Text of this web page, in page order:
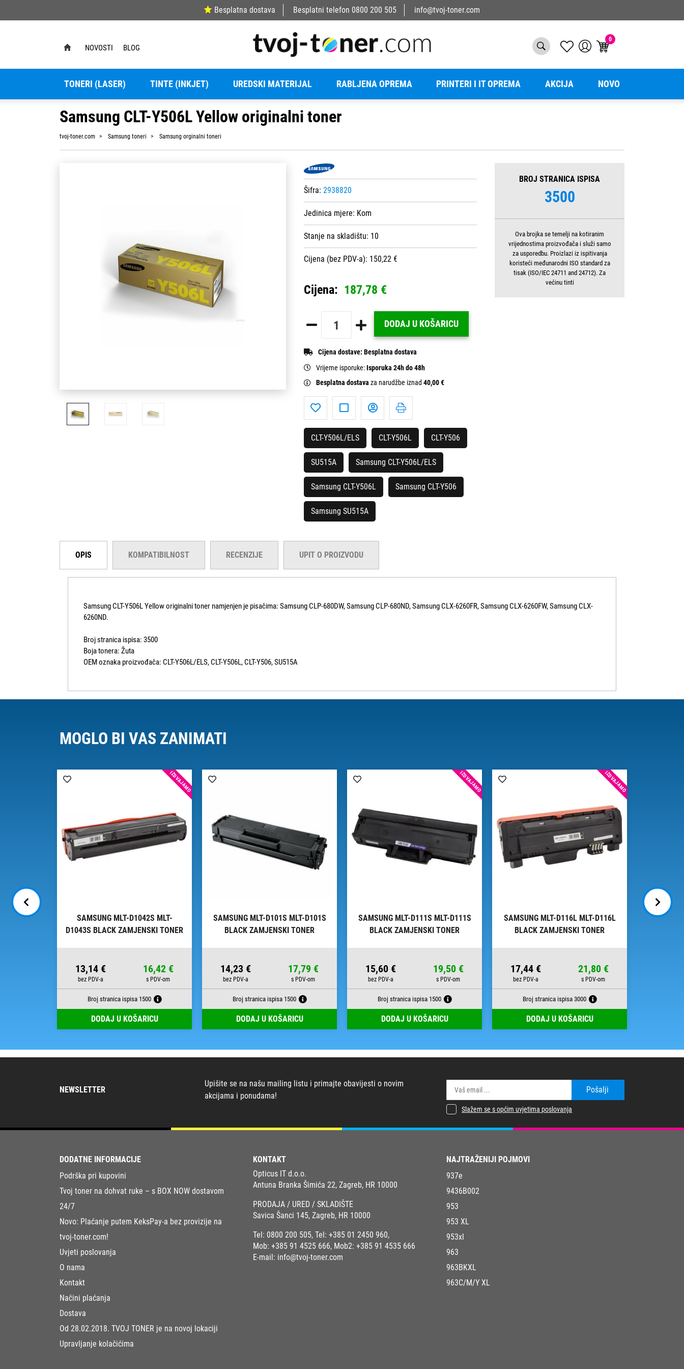
Besplatna dostava Besplatni telefon 0800 200 505 info@tvoj-toner.com
NOVOSTI BLOG
0
TONERI (LASER) TINTE (INKJET) UREDSKI MATERIJAL RABLJENA OPREMA PRINTERI I IT OPREMA AKCIJA NOVO
Samsung CLT-Y506L Yellow originalni toner
tvoj-toner.com Samsung toneri Samsung orginalni toneri
Šifra: 2938820
Jedinica mjere: Kom
Stanje na skladištu: 10
Cijena (bez PDV-a): 150,22 €
Cijena: 187,78 €
DODAJ U KOŠARICU
Cijena dostave: Besplatna dostava
Vrijeme isporuke:Isporuka 24h do 48h
Besplatna dostava za narudžbe iznad 40,00 €
CLT-Y506L/ELS CLT-Y506L CLT-Y506
SU515A Samsung CLT-Y506L/ELS
Samsung CLT-Y506L Samsung CLT-Y506
Samsung SU515A
BROJ STRANICA ISPISA
3500
Ova brojka se temelji na kotiranim
vrijednostima proizvođača i služi samo
za usporedbu. Proizlazi iz ispitivanja
koristeći međunarodni ISO standard za
tisak (ISO/IEC 24711 and 24712). Za
većinu tinti
OPIS KOMPATIBILNOST RECENZIJE UPIT O PROIZVODU
Samsung CLT-Y506L Yellow originalni toner namjenjen je pisačima: Samsung CLP-680DW, Samsung CLP-680ND, Samsung CLX-6260FR, Samsung CLX-6260FW, Samsung CLX-
6260ND.
Broj stranica ispisa: 3500
Boja tonera: Žuta
OEM oznaka proizvođača: CLT-Y506L/ELS, CLT-Y506L, CLT-Y506, SU515A
MOGLO BI VAS ZANIMATI
D111L
IZDVAJAMO
SAMSUNG MLT-D1042S MLT-
D1043S BLACK ZAMJENSKI TONER
13,14 € 16,42 €
Broj stranica ispisa 1500
DODAJ U KOŠARICU
SAMSUNG MLT-D101S MLT-D101S
BLACK ZAMJENSKI TONER
14,23 € 17,79 €
Broj stranica ispisa 1500
DODAJ U KOŠARICU
IZDVAJAMO
SAMSUNG MLT-D111S MLT-D111S
BLACK ZAMJENSKI TONER
15,60 € 19,50 €
Broj stranica ispisa 1500
DODAJ U KOŠARICU
IZDVAJAMO
SAMSUNG MLT-D116L MLT-D116L
BLACK ZAMJENSKI TONER
17,44 € 21,80 €
Broj stranica ispisa 3000
DODAJ U KOŠARICU
NEWSLETTER
Upišite se na našu mailing listu i primajte obavijesti o novim
akcijama i ponudama!
Pošalji
Slažem se s općim uvjetima poslovanja
DODATNE INFORMACIJE
Podrška pri kupovini
Tvoj toner na dohvat ruke – s BOX NOW dostavom
24/7
Novo: Plaćanje putem KeksPay-a bez provizije na
tvoj-toner.com!
Uvjeti poslovanja
O nama
Kontakt
Načini plaćanja
Dostava
Od 28.02.2018. TVOJ TONER je na novoj lokaciji
Upravljanje kolačićima
KONTAKT
Opticus IT d.o.o.
Antuna Branka Šimića 22, Zagreb, HR 10000
PRODAJA / URED / SKLADIŠTE
Savica Šanci 145, Zagreb, HR 10000
Tel: 0800 200 505, Tel: +385 01 2450 960,
Mob: +385 91 4525 666, Mob2: +385 91 4535 666
E-mail: info@tvoj-toner.com
NAJTRAŽENIJI POJMOVI
937e
9436B002
953
953 XL
953xl
963
963BKXL
963C/M/Y XL